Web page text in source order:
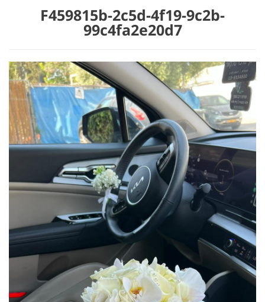
F459815b-2c5d-4f19-9c2b-
99c4fa2e20d7